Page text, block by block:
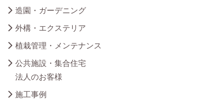
造園・ガーデニング
外構・エクステリア
植栽管理・メンテナンス
公共施設・集合住宅
法人のお客様
施工事例